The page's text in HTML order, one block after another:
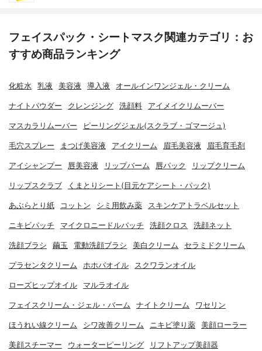
フェイスパック・シートマスク関連カテゴリ：お
すすめ商品ランキング
化粧水 乳液 美容液 導入液 オールインワンジェル・クリーム
ナイトパウダー クレンジング 洗顔料 アイメイクリムーバー
マスカラリムーバー ピーリングジェル(スクラブ・ゴマージュ)
毛穴スプレー まつげ美容液 アイクリーム 眉毛美容液 眉毛育毛剤
アイシャンプー 唇美容液 リップバーム 唇パック リップクリーム
リップスクラブ くまとりシート(目元ケアシート・パック)
あぶらとり紙 コットン シミ用飲み薬 スキンケアトラベルセット
ニキビパッチ マイクロニードルパッチ 洗顔クロス 洗顔ネット
洗顔ブラシ 繭玉 電動洗顔ブラシ 美白クリーム セラミドクリーム
プラセンタクリーム ホホバオイル スクワランオイル
ローズヒップオイル マルラオイル
フェイスクリーム・ジェル・バーム ナイトクリーム ワセリン
ほうれい線クリーム シワ改善クリーム ニキビ塗り薬 美顔ローラー
美顔スチーマー ウォーターピーリング リフトアップ美顔器